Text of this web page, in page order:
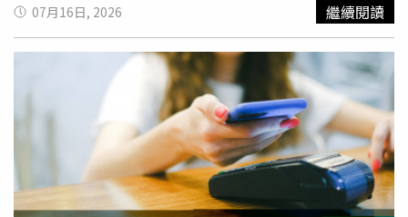
投資的一種」、「25%算是強制儲蓄，沒有月光族那麼
慘」、「你不是月光，你有25%是折扣認股，這要放進財務
規劃裡」、「有認股就代表有投資或儲蓄，怎麼會算月
光」、「真正的月光族，是薪水全部花在生活和娛樂，沒有
任何準備或計畫，月底什麼都沒留下」、「我以為月光族是
基本開銷加娛樂把錢花光，原來投資也算月光嗎？」另外，
也有不少人將焦點放在原PO的支出結構，認為真正需要檢
視的是養車成本。有人指出，汽車相關支出占薪資20%，比
例偏高，「我月薪5萬2都能買房，只是沒有買車」、
一開始他鎖定行銷工作，但面試幾家公司後發現，不僅起薪
普遍偏低，工作內容還相當繁雜，幾乎什麼都要負責。他透
露，不少主管都告訴他，這份工作可以接觸許多領域、學到
很多東西，但他始終抱持疑問，「學很多」究竟代表能真正
累積專業能力，還是只是工作內容包山包海、所有事情都得
自己做。之後，他又陸續投遞不少PM職缺，但不是遲遲沒
有消息，就是面試後收到婉拒通知，讓他一度懷疑自己的能
力，也對求職越來越沒有信心。直到最近開始接觸業務工
作，他才發現，房仲與自己原本想像中的模樣並不相同。原
07月16日, 2026 繼續閱讀